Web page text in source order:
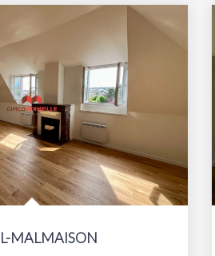
MALMAISON